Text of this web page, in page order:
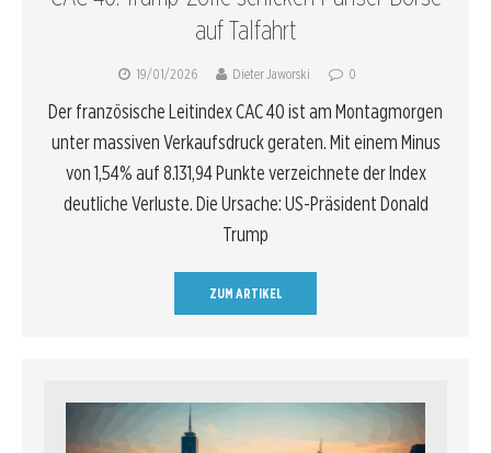
auf Talfahrt
19/01/2026 Dieter Jaworski 0
Der französische Leitindex CAC 40 ist am Montagmorgen
unter massiven Verkaufsdruck geraten. Mit einem Minus
von 1,54% auf 8.131,94 Punkte verzeichnete der Index
deutliche Verluste. Die Ursache: US-Präsident Donald
Trump
ZUM ARTIKEL